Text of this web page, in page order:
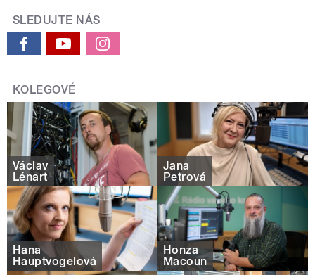
SLEDUJTE NÁS
KOLEGOVÉ
Václav
Lénart
Jana
Petrová
Hana
Hauptvogelová
Honza
Macoun